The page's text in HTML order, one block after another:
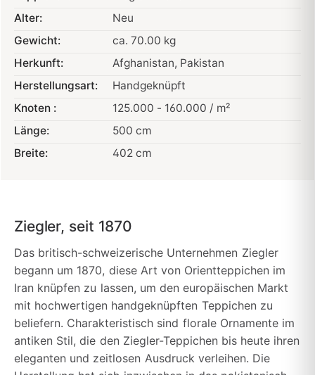
Alter:
Neu
Gewicht:
ca. 70.00 kg
Herkunft:
Afghanistan, Pakistan
Herstellungsart:
Handgeknüpft
Knoten :
125.000 - 160.000 / m²
Länge:
500 cm
Breite:
402 cm
Ziegler, seit 1870
Das britisch-schweizerische Unternehmen Ziegler
begann um 1870, diese Art von Orientteppichen im
Iran knüpfen zu lassen, um den europäischen Markt
mit hochwertigen handgeknüpften Teppichen zu
beliefern. Charakteristisch sind florale Ornamente im
antiken Stil, die den Ziegler-Teppichen bis heute ihren
eleganten und zeitlosen Ausdruck verleihen. Die